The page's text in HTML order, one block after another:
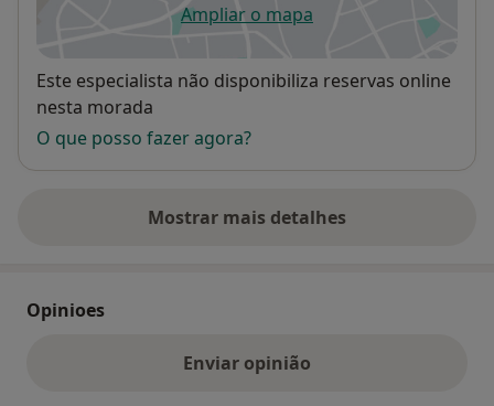
Ampliar o mapaabre num novo separador
Disponibilidade
Este especialista não disponibiliza reservas online
nesta morada
O que posso fazer agora?
Mostrar mais detalhes
sobre o endereço
Opinioes
Enviar opinião